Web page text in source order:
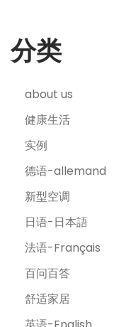
分类
about us
健康生活
实例
德语-allemand
新型空调
日语-日本語
法语-Français
百问百答
舒适家居